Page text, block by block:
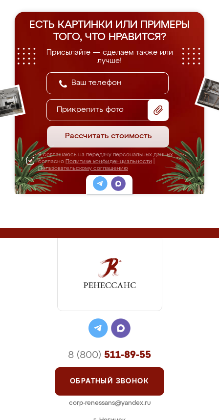
ЕСТЬ КАРТИНКИ ИЛИ ПРИМЕРЫ
ТОГО, ЧТО НРАВИТСЯ?
Присылайте — сделаем также или
лучше!
Прикрепить фото
Рассчитать стоимость
Я соглашаюсь на передачу персональных данных
согласно Политике конфиденциальности
Пользовательскому соглашению
8 (800) 511-89-55
ОБРАТНЫЙ ЗВОНОК
corp-renessans@yandex.ru